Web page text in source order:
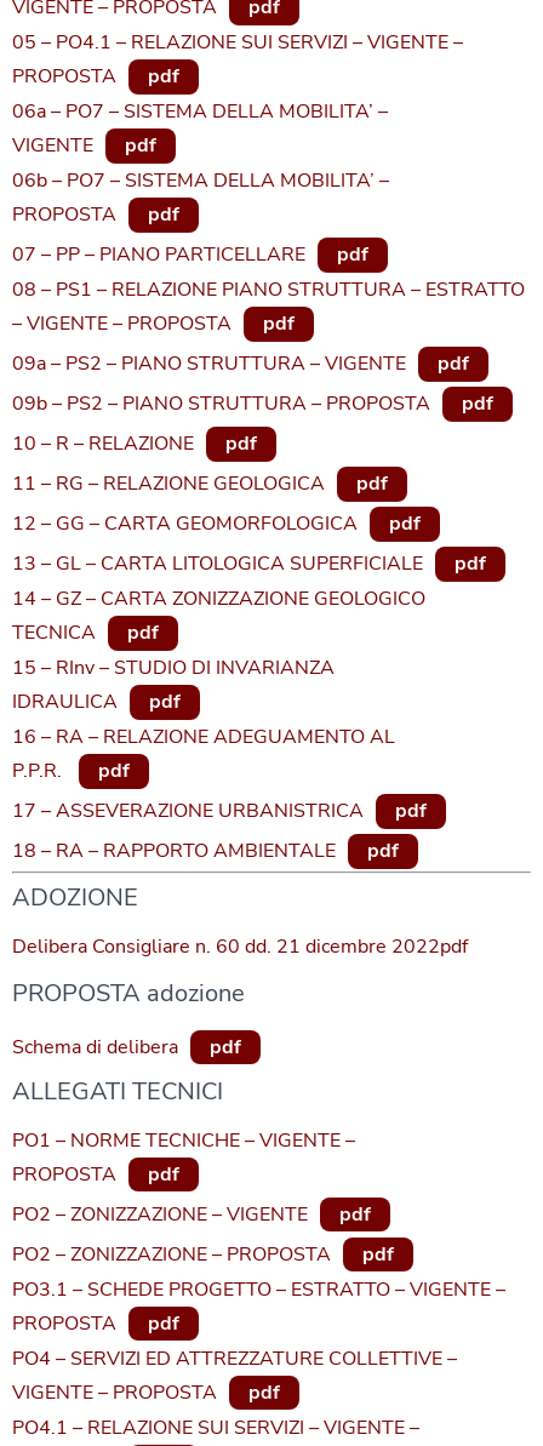
VIGENTE – PROPOSTA
pdf
05 – PO4.1 – RELAZIONE SUI SERVIZI – VIGENTE –
PROPOSTA
pdf
06a – PO7 – SISTEMA DELLA MOBILITA’ –
VIGENTE
pdf
06b – PO7 – SISTEMA DELLA MOBILITA’ –
PROPOSTA
pdf
07 – PP – PIANO PARTICELLARE
pdf
08 – PS1 – RELAZIONE PIANO STRUTTURA – ESTRATTO
– VIGENTE – PROPOSTA
pdf
09a – PS2 – PIANO STRUTTURA – VIGENTE
pdf
09b – PS2 – PIANO STRUTTURA – PROPOSTA
pdf
10 – R – RELAZIONE
pdf
11 – RG – RELAZIONE GEOLOGICA
pdf
12 – GG – CARTA GEOMORFOLOGICA
pdf
13 – GL – CARTA LITOLOGICA SUPERFICIALE
pdf
14 – GZ – CARTA ZONIZZAZIONE GEOLOGICO
TECNICA
pdf
15 – RInv – STUDIO DI INVARIANZA
IDRAULICA
pdf
16 – RA – RELAZIONE ADEGUAMENTO AL
P.P.R.
pdf
17 – ASSEVERAZIONE URBANISTRICA
pdf
18 – RA – RAPPORTO AMBIENTALE
pdf
ADOZIONE
Delibera Consigliare n. 60 dd. 21 dicembre 2022pdf
PROPOSTA adozione
Schema di delibera pdf
ALLEGATI TECNICI
PO1 – NORME TECNICHE – VIGENTE –
PROPOSTA
pdf
PO2 – ZONIZZAZIONE – VIGENTE
pdf
PO2 – ZONIZZAZIONE – PROPOSTA
pdf
PO3.1 – SCHEDE PROGETTO – ESTRATTO – VIGENTE –
PROPOSTA
pdf
PO4 – SERVIZI ED ATTREZZATURE COLLETTIVE –
VIGENTE – PROPOSTA
pdf
PO4.1 – RELAZIONE SUI SERVIZI – VIGENTE –